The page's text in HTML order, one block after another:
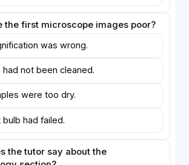
the first microscope images poor?
was wrong.
had not been cleaned.
were too dry.
bulb had failed.
the tutor say about the